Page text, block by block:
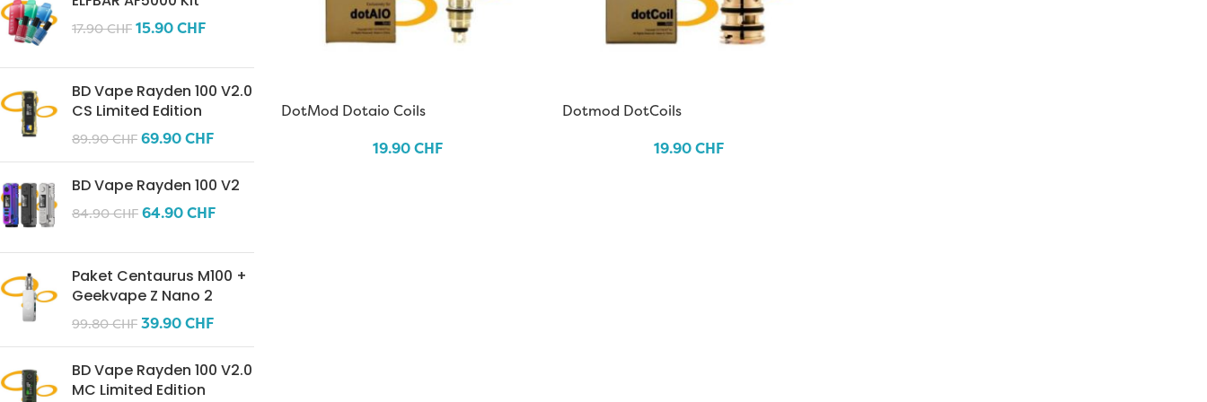
17.90CHF 15.90CHF
BD Vape Rayden 100 V2.0
CS Limited Edition
89.90CHF 69.90CHF
BD Vape Rayden 100 V2
84.90CHF 64.90CHF
Paket Centaurus M100 +
Geekvape Z Nano 2
99.80CHF 39.90CHF
BD Vape Rayden 100 V2.0
MC Limited Edition
DotMod Dotaio Coils
19.90CHF
Dotmod DotCoils
19.90CHF